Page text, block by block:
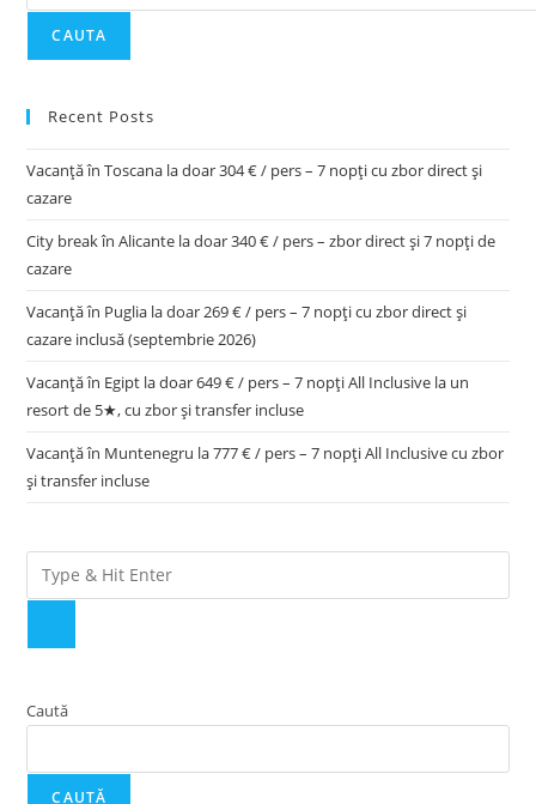
CAUTA
Recent Posts
Vacanță în Toscana la doar 304 € / pers – 7 nopți cu zbor direct și
cazare
City break în Alicante la doar 340 € / pers – zbor direct și 7 nopți de
cazare
Vacanță în Puglia la doar 269 € / pers – 7 nopți cu zbor direct și
cazare inclusă (septembrie 2026)
Vacanță în Egipt la doar 649 € / pers – 7 nopți All Inclusive la un
resort de 5★, cu zbor și transfer incluse
Vacanță în Muntenegru la 777 € / pers – 7 nopți All Inclusive cu zbor
și transfer incluse
Caută
CAUTĂ